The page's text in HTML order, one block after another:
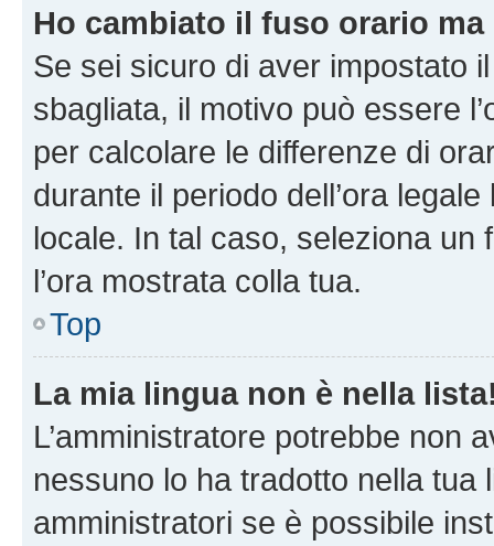
Ho cambiato il fuso orario ma
Se sei sicuro di aver impostato
sbagliata, il motivo può essere
per calcolare le differenze di
durante il periodo dell’ora
locale. In tal caso, seleziona
l’ora mostrata colla tua.
Top
La mia lingua non è nella
L’amministratore potrebbe non
nessuno lo ha tradotto nella tua
amministratori se è possibile